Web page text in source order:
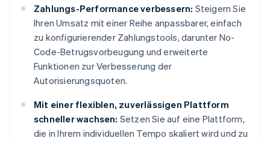
Zahlungs-Performance verbessern: Steigern Sie
Ihren Umsatz mit einer Reihe anpassbarer, einfach
zu konfigurierender Zahlungstools, darunter No-
Code-Betrugsvorbeugung und erweiterte
Funktionen zur Verbesserung der
Autorisierungsquoten.
Mit einer flexiblen, zuverlässigen Plattform
schneller wachsen: Setzen Sie auf eine Plattform,
die in Ihrem individuellen Tempo skaliert wird und zu